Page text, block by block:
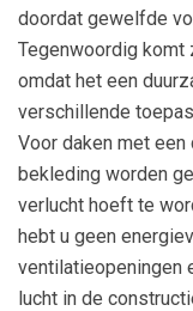
doordat gewelfde
Tegenwoordig komt
omdat het een
verschillende
Voor daken met een
bekleding worden
verlucht hoeft te
hebt u geen
ventilatieopeningen
lucht in de